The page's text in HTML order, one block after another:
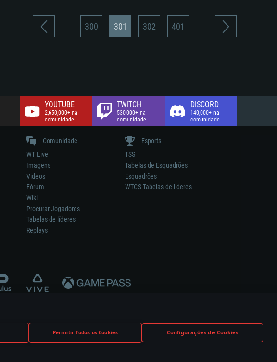
Permitir Todos os Cookies Configurações de Cookies
300 301 302 401
YOUTUBE
2,650,000+ na
comunidade
TWITCH
530,000+ na
comunidade
DISCORD
140,000+ na
comunidade
Comunidade
WT Live
Imagens
Videos
Fórum
Wiki
Procurar Jogadores
Tabelas de líderes
Replays
Esports
TSS
Tabelas de Esquadrões
Esquadrões
WTCS Tabelas de líderes
aval do respetivo construtor.